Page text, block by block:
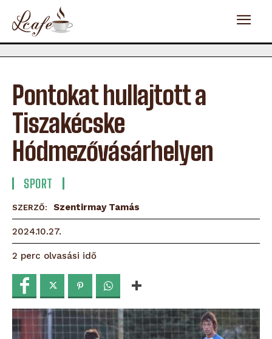
Pontokat hullajtott a
Tiszakécske
Hódmezővásárhelyen
SPORT
SZERZŐ: Szentirmay Tamás
2024.10.27.
2 perc olvasási idő